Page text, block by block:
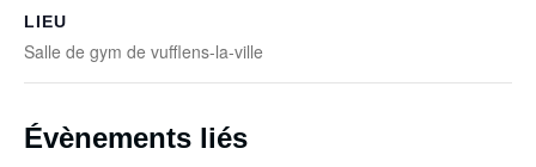
LIEU
Salle de gym de vufflens-la-ville
Évènements liés